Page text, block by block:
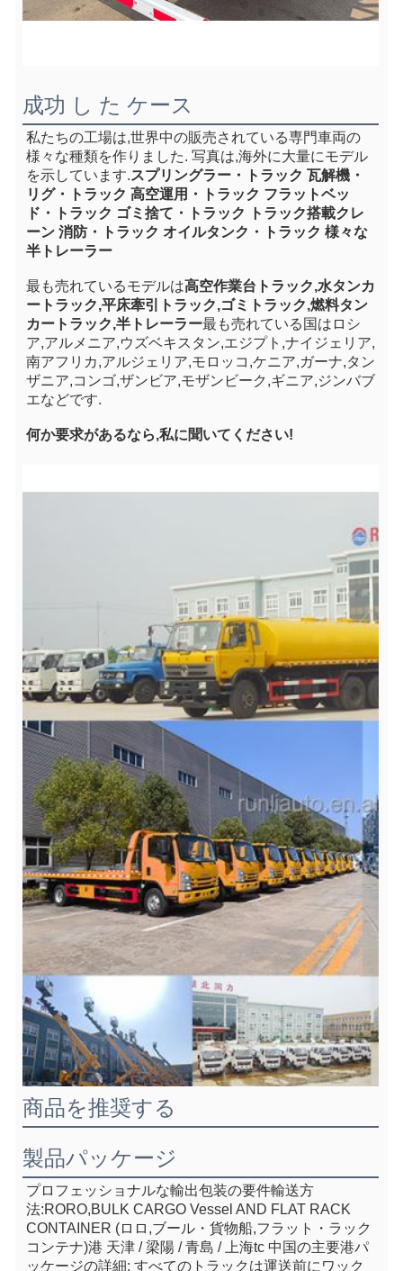
成功 し た ケース
私たちの工場は,世界中の販売されている専門車両の
様々な種類を作りました. 写真は,海外に大量にモデル
を示しています.スプリングラー・トラック 瓦解機・
リグ・トラック 高空運用・トラック フラットベッ
ド・トラック ゴミ捨て・トラック トラック搭載クレ
ーン 消防・トラック オイルタンク・トラック 様々な
半トレーラー
最も売れているモデルは高空作業台トラック,水タンカ
ートラック,平床牽引トラック,ゴミトラック,燃料タン
カートラック,半トレーラー最も売れている国はロシ
ア,アルメニア,ウズベキスタン,エジプト,ナイジェリア,
南アフリカ,アルジェリア,モロッコ,ケニア,ガーナ,タン
ザニア,コンゴ,ザンビア,モザンビーク,ギニア,ジンバブ
エなどです.
何か要求があるなら,私に聞いてください!
商品を推奨する
製品パッケージ
プロフェッショナルな輸出包装の要件輸送方
法:RORO,BULK CARGO Vessel AND FLAT RACK
CONTAINER (ロロ,ブール・貨物船,フラット・ラック
コンテナ)港 天津 / 梁陽 / 青島 / 上海tc 中国の主要港パ
ッケージの詳細: すべてのトラックは運送前にワック